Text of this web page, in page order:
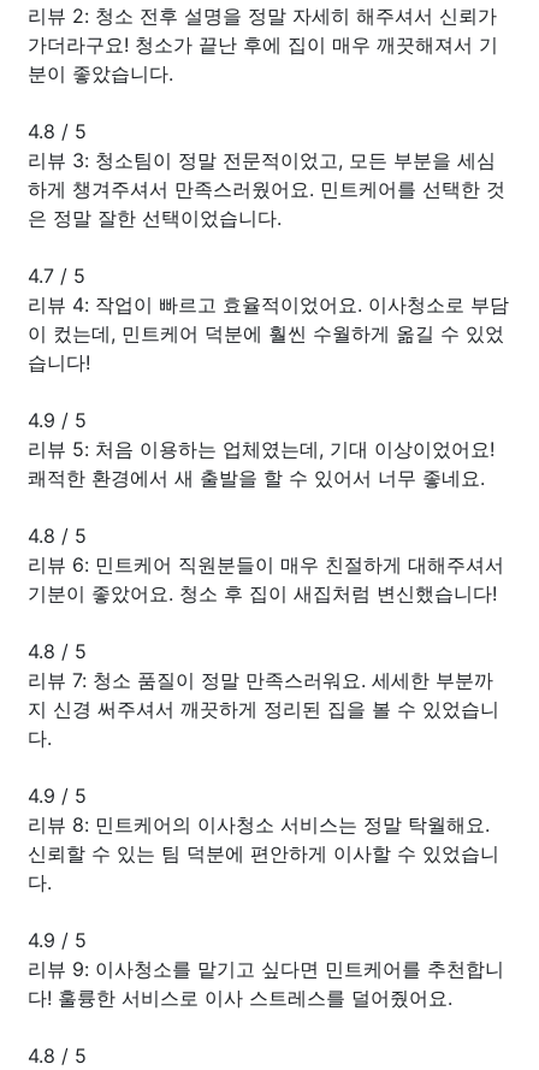
리뷰 2: 청소 전후 설명을 정말 자세히 해주셔서 신뢰가
가더라구요! 청소가 끝난 후에 집이 매우 깨끗해져서 기
분이 좋았습니다.
4.8 / 5
리뷰 3: 청소팀이 정말 전문적이었고, 모든 부분을 세심
하게 챙겨주셔서 만족스러웠어요. 민트케어를 선택한 것
은 정말 잘한 선택이었습니다.
4.7 / 5
리뷰 4: 작업이 빠르고 효율적이었어요. 이사청소로 부담
이 컸는데, 민트케어 덕분에 훨씬 수월하게 옮길 수 있었
습니다!
4.9 / 5
리뷰 5: 처음 이용하는 업체였는데, 기대 이상이었어요!
쾌적한 환경에서 새 출발을 할 수 있어서 너무 좋네요.
4.8 / 5
리뷰 6: 민트케어 직원분들이 매우 친절하게 대해주셔서
기분이 좋았어요. 청소 후 집이 새집처럼 변신했습니다!
4.8 / 5
리뷰 7: 청소 품질이 정말 만족스러워요. 세세한 부분까
지 신경 써주셔서 깨끗하게 정리된 집을 볼 수 있었습니
다.
4.9 / 5
리뷰 8: 민트케어의 이사청소 서비스는 정말 탁월해요.
신뢰할 수 있는 팀 덕분에 편안하게 이사할 수 있었습니
다.
4.9 / 5
리뷰 9: 이사청소를 맡기고 싶다면 민트케어를 추천합니
다! 훌륭한 서비스로 이사 스트레스를 덜어줬어요.
4.8 / 5